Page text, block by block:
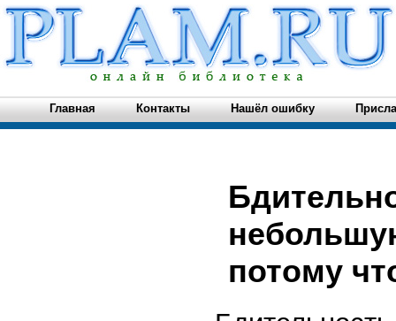
Главная Контакты Нашёл ошибку
потому